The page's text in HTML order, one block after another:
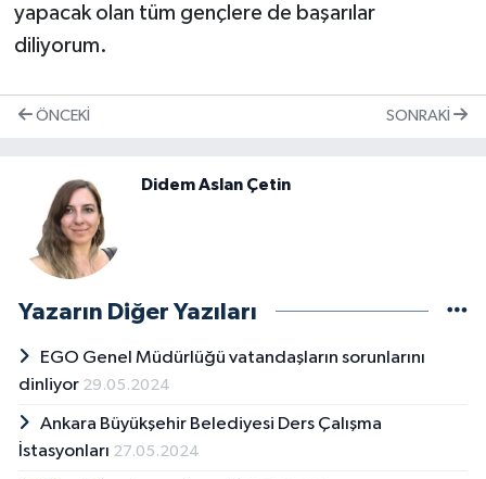
yapacak olan tüm gençlere de başarılar
diliyorum.
ÖNCEKI SONRAKI
Didem Aslan Çetin
Yazarın Diğer Yazıları
EGO Genel Müdürlüğü vatandaşların sorunlarını
dinliyor 29.05.2024
Ankara Büyükşehir Belediyesi Ders Çalışma
İstasyonları 27.05.2024